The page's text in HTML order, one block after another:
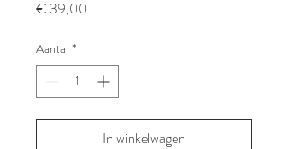
€ 39,00
Aantal *
In winkelwagen